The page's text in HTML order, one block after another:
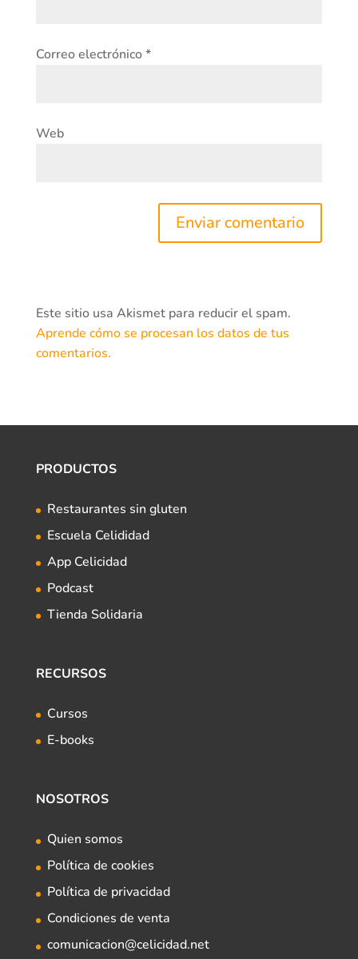
Correo electrónico*
Web
Este sitio usa Akismet para reducir el spam.
Aprende cómo se procesan los datos de tus
comentarios.
PRODUCTOS
Restaurantes sin gluten
Escuela Celididad
App Celicidad
Podcast
Tienda Solidaria
RECURSOS
Cursos
E-books
NOSOTROS
Quien somos
Política de cookies
Política de privacidad
Condiciones de venta
comunicacion@celicidad.net